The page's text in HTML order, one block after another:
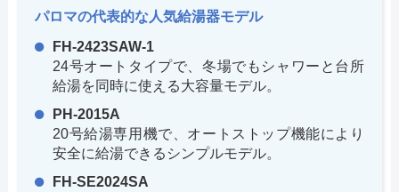
パロマの代表的な人気給湯器モデル
FH-2423SAW-1
24号オートタイプで、冬場でもシャワーと台所
給湯を同時に使える大容量モデル。
PH-2015A
20号給湯専用機で、オートストップ機能により
安全に給湯できるシンプルモデル。
FH-SE2024SA